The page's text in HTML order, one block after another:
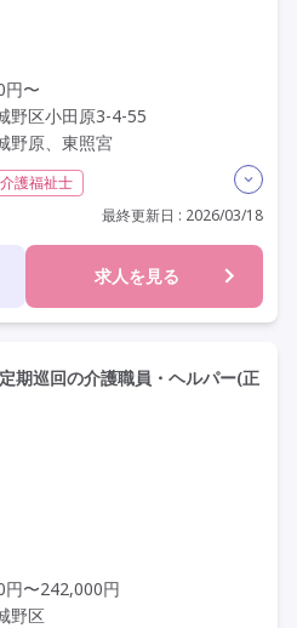
円〜
野区小田原3-4-55
野原、東照宮
介護福祉士
初任者研修(ヘルパー2級)
通費支給
不問 定年60歳以上
最終更新日 : 2026/03/18
求人を見る
期巡回の介護職員・ヘルパー(正
円〜242,000円
野区